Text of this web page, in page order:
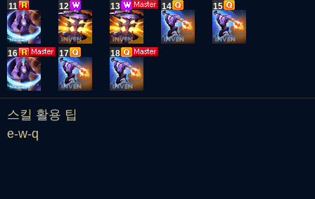
11 12 13 14 15
16 17 18
스킬 활용 팁
e-w-q